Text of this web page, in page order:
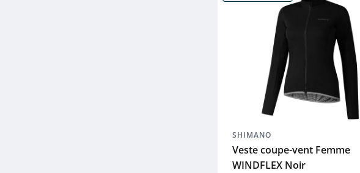
SHIMANO
Veste coupe-vent Femme
WINDFLEX Noir